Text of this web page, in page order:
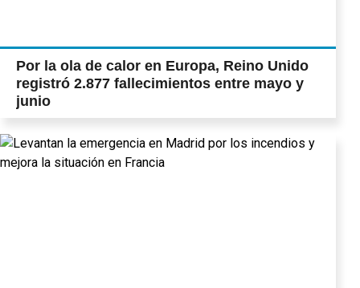
Por la ola de calor en Europa, Reino Unido
registró 2.877 fallecimientos entre mayo y
junio